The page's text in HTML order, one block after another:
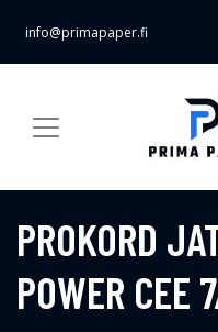
info@primapaper.fi
PROKORD
POWER CEE